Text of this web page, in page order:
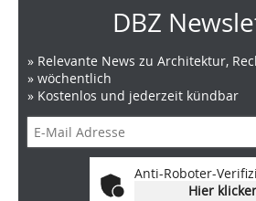
DBZ
» Relevante News zu Architektur,
» wöchentlich
» Kostenlos und jederzeit kündbar
Anti-Roboter-
Hier